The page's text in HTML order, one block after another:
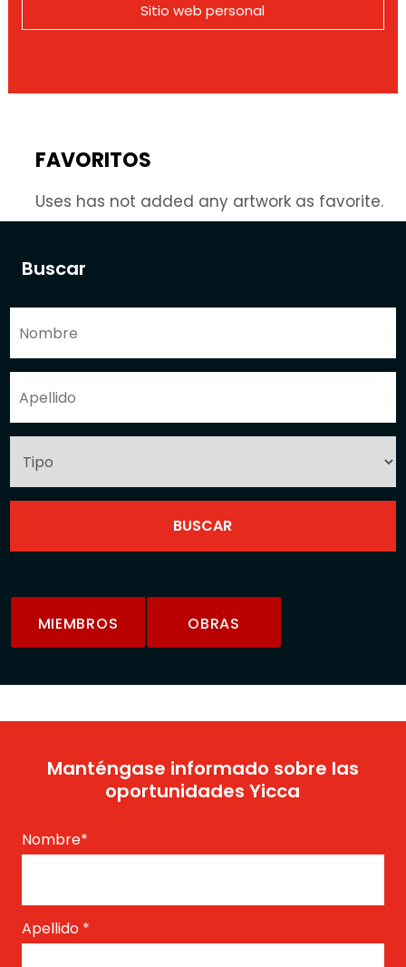
Buscar
MIEMBROS OBRAS
Sitio web personal
FAVORITOS
Uses has not added any artwork as favorite.
Manténgase informado sobre las
oportunidades Yicca
Nombre*
Apellido *